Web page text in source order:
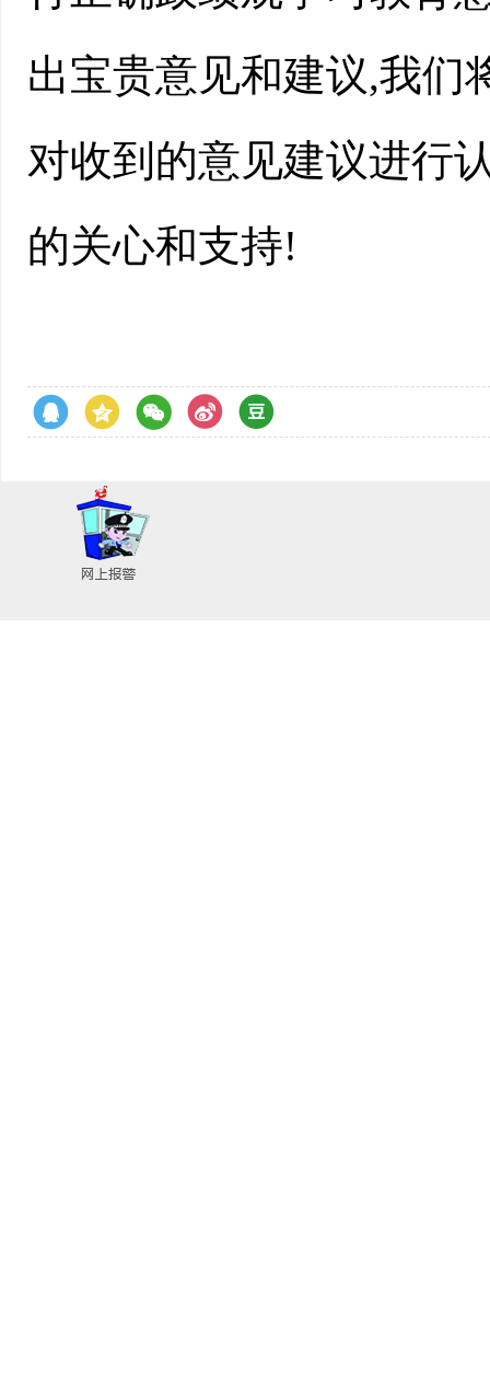
出宝贵意见和建议,我们
对收到的意见建议进行
的关心和支持!